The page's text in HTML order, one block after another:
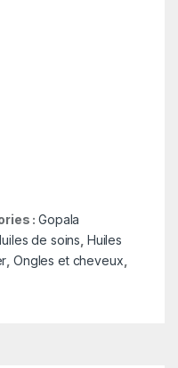
:Gopala
de soins Huiles
Ongles et cheveux